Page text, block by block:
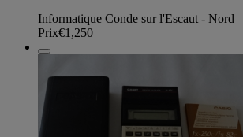
Informatique Conde sur l'Escaut - Nord
Prix€1,250